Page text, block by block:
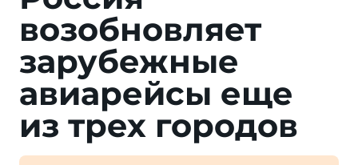
возобновляет
зарубежные
авиарейсы еще
из трех городов